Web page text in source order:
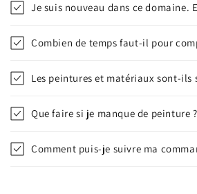
Je suis nouveau dans ce domaine.
Combien de temps faut-il pour
Les peintures et matériaux sont-ils
Que faire si je manque de peinture ?
Comment puis-je suivre ma